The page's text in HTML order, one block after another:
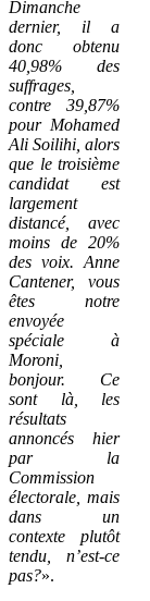
Dimanche
dernier, il a
donc obtenu
40,98% des
suffrages,
contre 39,87%
pour Mohamed
Ali Soilihi, alors
que le troisième
candidat est
largement
distancé, avec
moins de 20%
des voix. Anne
Cantener, vous
êtes notre
envoyée
spéciale à
Moroni,
bonjour. Ce
sont là, les
résultats
annoncés hier
par la
Commission
électorale, mais
dans un
contexte plutôt
tendu, n’est-ce
pas?».